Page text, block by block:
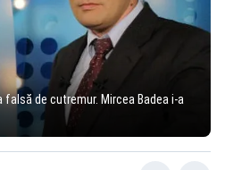
falsă de cutremur. Mircea Badea i-a